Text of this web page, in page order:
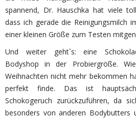
spannend, Dr. Hauschka hat viele
dass ich gerade die Reinigungsmilch
einer kleinen Größe zum Testen
Und weiter geht`s: eine
Bodyshop in der Probiergröße.
Weihnachten nicht mehr bekommen
perfekt finde. Das ist
Schokogeruch zurückzuführen, da
besonders von anderen Bodybutters